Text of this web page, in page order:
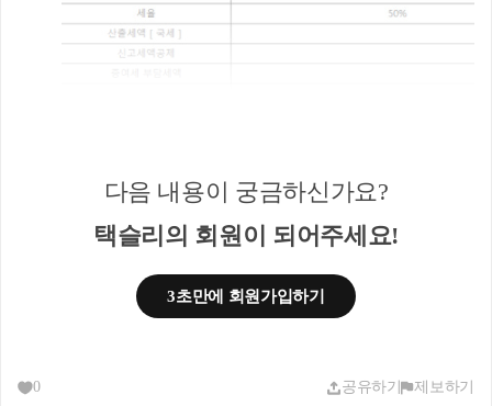
통한 증여 증여세 등 계산
실제로 해당 부동산의 경우에는 빌라이기에
감정평가를 통하여 30억의 시가로 증여를 하는 경우
다음 내용이 궁금하신가요?
택슬리의 회원이 되어주세요!
3초만에 회원가입하기
0 공유하기 제보하기